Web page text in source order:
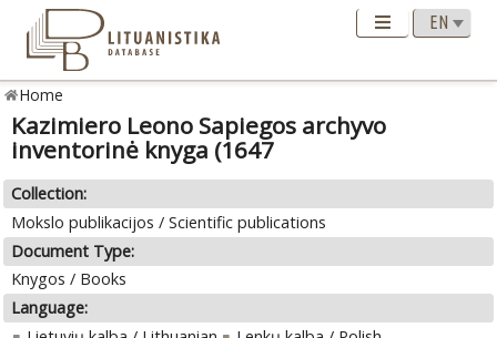
Home
Kazimiero Leono Sapiegos archyvo
inventorinė knyga (1647
Collection:
Mokslo publikacijos / Scientific publications
Document Type:
Knygos / Books
Language: